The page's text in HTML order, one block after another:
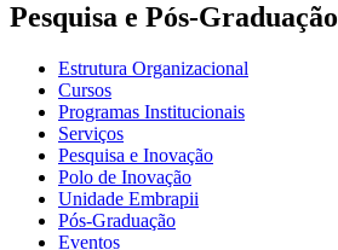
Pesquisa e Pós-Graduação
Estrutura Organizacional
Cursos
Programas Institucionais
Serviços
Pesquisa e Inovação
Polo de Inovação
Unidade Embrapii
Pós-Graduação
Eventos